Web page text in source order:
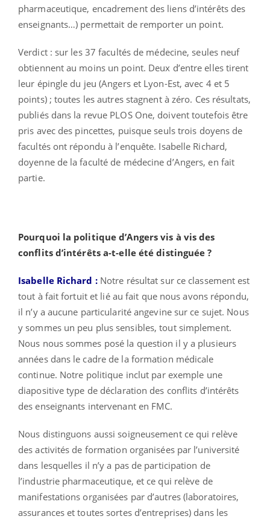
pharmaceutique, encadrement des liens d’intérêts des
enseignants…) permettait de remporter un point.
Verdict : sur les 37 facultés de médecine, seules neuf
obtiennent au moins un point. Deux d’entre elles tirent
leur épingle du jeu (Angers et Lyon-Est, avec 4 et 5
points) ; toutes les autres stagnent à zéro. Ces résultats,
publiés dans la revue PLOS One, doivent toutefois être
pris avec des pincettes, puisque seuls trois doyens de
facultés ont répondu à l’enquête. Isabelle Richard,
doyenne de la faculté de médecine d’Angers, en fait
partie.
Pourquoi la politique d’Angers vis à vis des
conflits d’intérêts a-t-elle été distinguée ?
Isabelle Richard : Notre résultat sur ce classement est
tout à fait fortuit et lié au fait que nous avons répondu,
il n’y a aucune particularité angevine sur ce sujet. Nous
y sommes un peu plus sensibles, tout simplement.
Nous nous sommes posé la question il y a plusieurs
années dans le cadre de la formation médicale
continue. Notre politique inclut par exemple une
diapositive type de déclaration des conflits d’intérêts
des enseignants intervenant en FMC.
Nous distinguons aussi soigneusement ce qui relève
des activités de formation organisées par l’université
dans lesquelles il n’y a pas de participation de
l’industrie pharmaceutique, et ce qui relève de
manifestations organisées par d’autres (laboratoires,
assurances et toutes sortes d’entreprises) dans les